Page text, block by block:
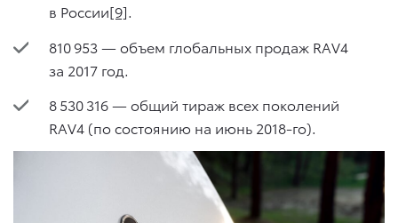
в России[9].
810 953 — объем глобальных продаж RAV4
за 2017 год.
8 530 316 — общий тираж всех поколений
RAV4 (по состоянию на июнь 2018-го).